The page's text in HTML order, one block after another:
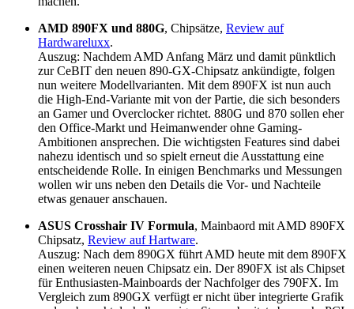
AMD 890FX und 880G, Chipsätze, Review auf
Hardwareluxx.
Auszug: Nachdem AMD Anfang März und damit pünktlich
zur CeBIT den neuen 890-GX-Chipsatz ankündigte, folgen
nun weitere Modellvarianten. Mit dem 890FX ist nun auch
die High-End-Variante mit von der Partie, die sich besonders
an Gamer und Overclocker richtet. 880G und 870 sollen eher
den Office-Markt und Heimanwender ohne Gaming-
Ambitionen ansprechen. Die wichtigsten Features sind dabei
nahezu identisch und so spielt erneut die Ausstattung eine
entscheidende Rolle. In einigen Benchmarks und Messungen
wollen wir uns neben den Details die Vor- und Nachteile
etwas genauer anschauen.
ASUS Crosshair IV Formula, Mainbaord mit AMD 890FX
Chipsatz, Review auf Hartware.
Auszug: Nach dem 890GX führt AMD heute mit dem 890FX
einen weiteren neuen Chipsatz ein. Der 890FX ist als Chipset
für Enthusiasten-Mainboards der Nachfolger des 790FX. Im
Vergleich zum 890GX verfügt er nicht über integrierte Grafik